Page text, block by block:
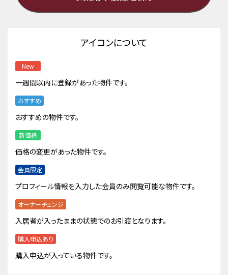
アイコンについて
New
一週間以内に登録があった物件です。
おすすめ
おすすめの物件です。
新価格
価格の変更があった物件です。
会員限定
プロフィール情報を入力した会員のみ閲覧可能な物件です。
オーナーチェンジ
入居者が入ったままの状態でのお引渡となります。
購入申込あり
購入申込が入っている物件です。